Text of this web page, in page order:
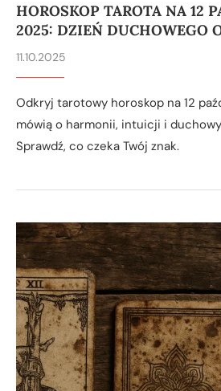
HOROSKOP TAROTA NA 12
2025: DZIEŃ DUCHOWEGO
11.10.2025
Odkryj tarotowy horoskop na 12
mówią o harmonii, intuicji i
Sprawdź, co czeka Twój znak.